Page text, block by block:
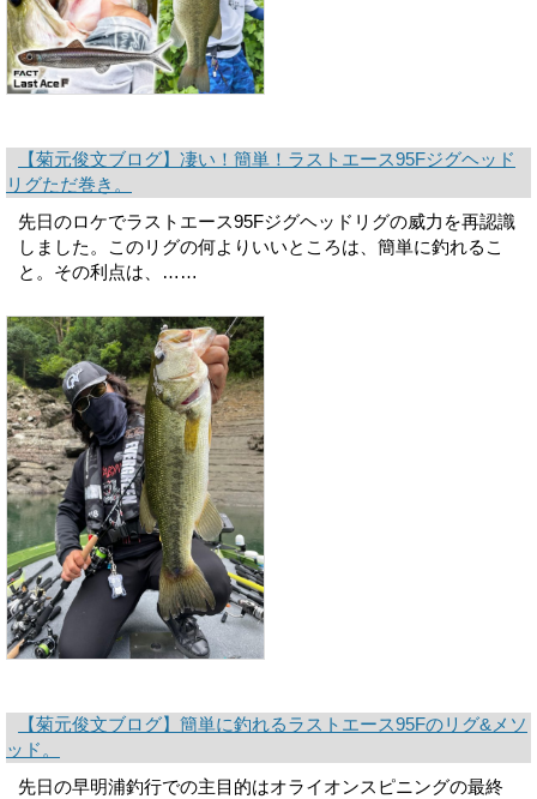
【菊元俊文ブログ】凄い！簡単！ラストエース95Fジグヘッド
リグただ巻き。
先日のロケでラストエース95Fジグヘッドリグの威力を再認識
しました。このリグの何よりいいところは、簡単に釣れるこ
と。その利点は、……
【菊元俊文ブログ】簡単に釣れるラストエース95Fのリグ&メソ
ッド。
先日の早明浦釣行での主目的はオライオンスピニングの最終